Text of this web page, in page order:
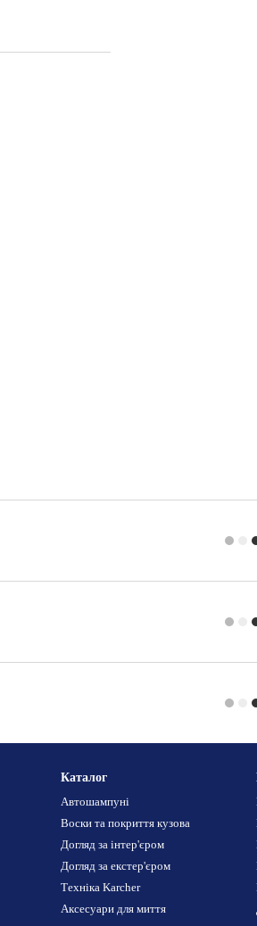
Каталог
Автошампуні
Воски та покриття кузова
Догляд за інтер'єром
Догляд за екстер'єром
Техніка Karcher
Аксесуари для миття